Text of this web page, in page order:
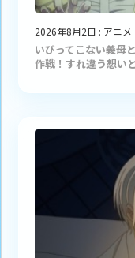
2026年8月2日 : アニメ
いびってこない義
作戦！すれ違う想い